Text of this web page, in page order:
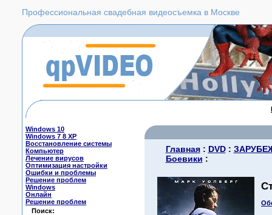
Профессиональная свадебная видеосъемка в Москве
Windows 10
Windows 7 8 XP
Восстановление системы
Компьютер
Лечение вирусов
Оптимизация настройки
Ошибки и проблемы
Решение проблем
Windows
Онлайн
Решение проблем
Поиск:
Главная: DVD:
Боевики :